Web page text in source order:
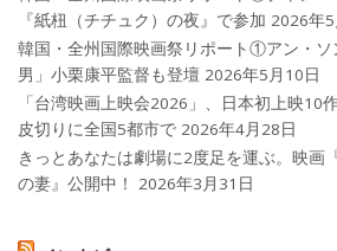
『紙杻（チチュク）の夜』で参加 2026年
韓国・全州国際映画祭リポート①アン・ソ
男」小栗康平監督も登壇 2026年5月10日
「台湾映画上映会2026」、日本初上映10
皮切りに全国5都市で 2026年4月28日
きっとあなたは劇場に2度足を運ぶ。映
の妻』公開中！
2026年3月31日